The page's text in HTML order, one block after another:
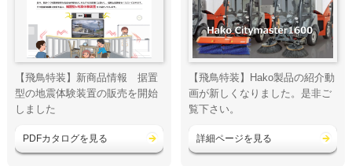
【飛鳥特装】新商品情報 据置
型の地震体験装置の販売を開始
しました
PDFカタログを見る
【飛鳥特装】Hako製品の紹介動
画が新しくなりました。是非ご
覧下さい。
詳細ページを見る